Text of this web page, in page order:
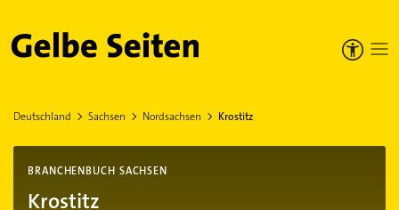
Gelbe Seiten
Deutschland Sachsen Nordsachsen Krostitz
BRANCHENBUCH SACHSEN
Krostitz